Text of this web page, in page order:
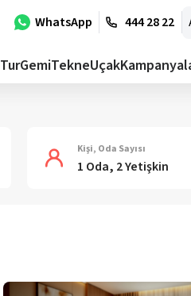
WhatsApp 444 28 22
TurGemiTekneUçak
Kişi, Oda Sayısı
1 Oda, 2 Yetişkin